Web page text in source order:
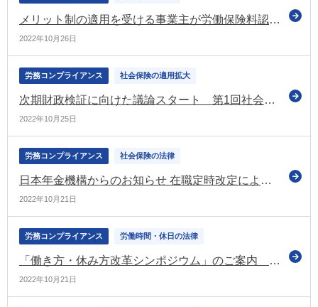
メリット制の適用を受ける事業主が労働保険料認定決定に不服を持つ場合の対応を検討（厚労省の検討会）
2022年10月26日
労務コンプライアンス 社会保険の適用拡大
次期財政検証に向けた議論スタート 第1回社会保障審議会年金部会を開催（厚労省）
2022年10月25日
労務コンプライアンス 社会保険の法律
日本年金機構からのお知らせ 在職定時改定による支給額変更通知書の送付などの情報を紹介
2022年10月21日
労務コンプライアンス 労働時間・休日の法律
「働き方・休み方改革シンポジウム」のご案内 参加費無料でオンラインでも参加可能（働き方・休み方改善ポータルサイト）
2022年10月21日